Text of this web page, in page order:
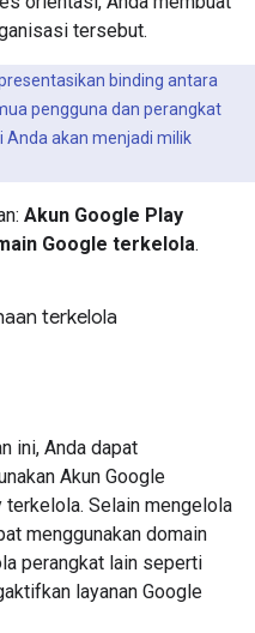
tersebut.
binding antara
pengguna dan perangkat
Anda akan menjadi milik
Akun Google Play
Google terkelola.
terkelola
ini, Anda dapat
Akun Google
Selain mengelola
menggunakan domain
perangkat lain seperti
layanan Google